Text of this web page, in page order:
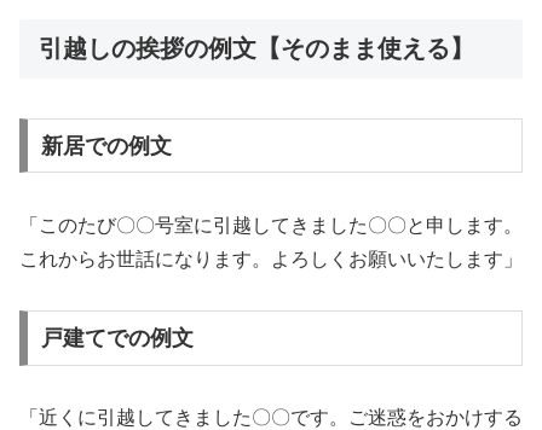
引越しの挨拶の例文【そのまま使える】
新居での例文
「このたび〇〇号室に引越してきました〇〇と申します。
これからお世話になります。よろしくお願いいたします」
戸建てでの例文
「近くに引越してきました〇〇です。ご迷惑をおかけする